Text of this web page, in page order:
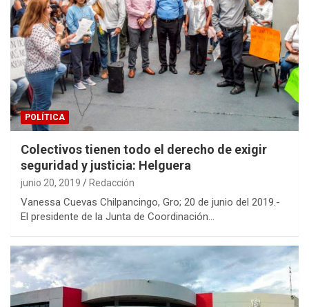
POLÍTICA
Colectivos tienen todo el derecho de exigir
seguridad y justicia: Helguera
junio 20, 2019 Redacción
Vanessa Cuevas Chilpancingo, Gro; 20 de junio del 2019.-
El presidente de la Junta de Coordinación…